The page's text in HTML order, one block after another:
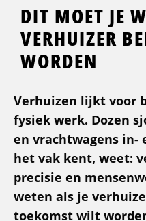
DIT MOET JE
VERHUIZER
WORDEN
Verhuizen lijkt voor
fysiek werk. Dozen
en vrachtwagens in-
het vak kent, weet:
precisie en
weten als je
toekomst wilt